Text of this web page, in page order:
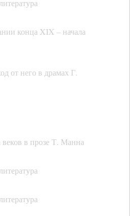
конца XIX – начала
от него в драмах Г.
в прозе Т. Манна